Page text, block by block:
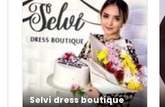
Selvi dress boutique